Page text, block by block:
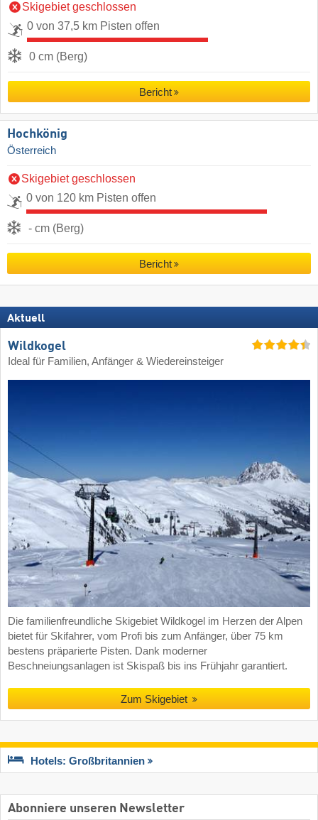
Skigebiet geschlossen
0 von 37,5 km Pisten offen
0 cm (Berg)
Bericht
Hochkönig
Österreich
Skigebiet geschlossen
0 von 120 km Pisten offen
- cm (Berg)
Bericht
Aktuell
Wildkogel
Ideal für Familien, Anfänger & Wiedereinsteiger
Die familienfreundliche Skigebiet Wildkogel im Herzen der Alpen
bietet für Skifahrer, vom Profi bis zum Anfänger, über 75 km
bestens präparierte Pisten. Dank moderner
Beschneiungsanlagen ist Skispaß bis ins Frühjahr garantiert.
Zum Skigebiet
Hotels: Großbritannien
Abonniere unseren Newsletter